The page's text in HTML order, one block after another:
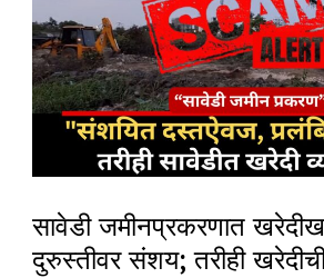
सावेडी जमीनप्रकरणात
दुरुस्तीवर संशय; तरीही
खरेदीखत
आणि
दुरुस्तीवर
संशय;
तयारी?